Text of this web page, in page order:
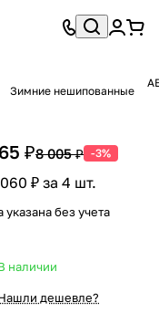
Зимние нешипованные
₽8 005 ₽ -3%
₽ за 4 шт.
указана без учета
наличии
дешевле?